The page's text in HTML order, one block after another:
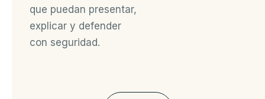
que puedan presentar,
explicar y defender
con seguridad.